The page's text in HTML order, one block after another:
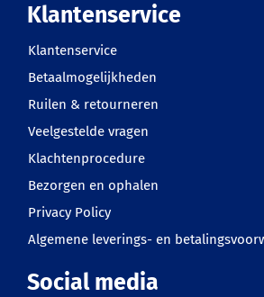
Klantenservice
Klantenservice
Betaalmogelijkheden
Ruilen & retourneren
Veelgestelde vragen
Klachtenprocedure
Bezorgen en ophalen
Privacy Policy
Algemene leverings- en
Social media